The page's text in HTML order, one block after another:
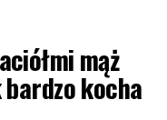
mąż
kocha